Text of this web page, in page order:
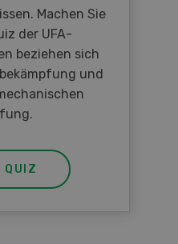
Machen Sie
der UFA-
beziehen sich
und
QUIZ